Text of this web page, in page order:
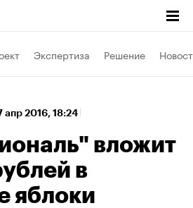
Экспертиза Решение
апр 2016, 18:24
вложит
в
яблоки